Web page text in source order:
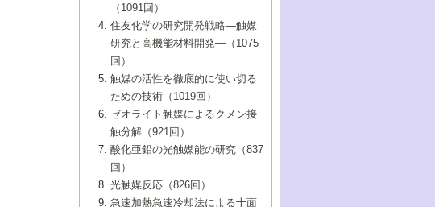
8号 若手研究者による触媒研究の未来展望
2：大学・研究所編
8号 イオン液体の応用
8号 多機能型リアクター
8号 超臨界流体を用いた化学プロセスの新
6号 第94回触媒討論会
7号 サブナノレベルでみた新しい表面現象
8号 オレフィン重合触媒の新たな展
5号 基礎化学品製造の触媒技術
6号 第92回触媒討論会
7号 基礎化学品製造の触媒技術
8号 資源の循環と触媒技術
4号 ナノ材料の調製と機能化
5号 こんな触媒が欲しい
6号 第90回触媒討論会
7号 触媒研究と学術雑誌/情報
8号 若い世代からみた触媒化学の現状と未
3号 生体触媒とバイオプロセス
4号 水素製造・利用の触媒化学
5号 触媒研究における新しい切り口：コン
ビナトリアルケミストリー
6号 第88回触媒討論会特集号
7号 企業における触媒研究のブレークスル
8号 この材料を触媒として使ってみません
2号 第85回触媒討論会
3号 反応ダイナミクス
5号 触媒のおもしろさをどのように伝える
6号 第86回触媒討論会
7号 水素化精製触媒の新しい展開
8号 新しい反応性と機能性を目指した金属
クラスタ-化学
1号 孔、穴、あな?-特異な空間とその利用-
2号 第83回触媒討論会
3号 均一系触媒反応最前線
4号 実用炭素材料の新展開
5号 研究の方法論を考える
7号 機能性金属材料と触媒
8号 触媒研究へのNMRの応用と展望
▼40巻（1998年）
進展と21世紀への提言/創立40周年記念・触
媒学会この10年の歩みとこれから/創立40周
2号 第81回触媒討論会
3号 計算機触媒化学へのさそい
4号 触媒劣化の制御と予測
5号 最新の実用プロセスと触媒
6号 第82回触媒討論会
1号 均一系と不均一系触媒反応-その特徴と
接点
2号 第79回触媒討論会
3号 最新NO除去触媒の実用化研究
4号 新しい反応場を目指した触媒調製
5号 反応・分離技術の新しい展開
6号 第80回触媒討論会
▼38巻（1996年）
1号 触媒の構造と触媒作用/C1化学を中心と
する21世紀への触媒
3号 オリンピックメダル:金・銀・銅はどん
な触媒作用を示すか
4号 触媒作用における機能の複合化
▼37巻（1995年）
1号 ファインケミカルズと固体触媒
2号 第75回触媒討論会
3号 希土類を利用した触媒
4号 触媒とリサイクル
5号 エネルギー変換触媒
▼36巻（1994年）
1号 電気化学と触媒
2号 第73回触媒討論会
3号 C4化学の展開
4号 《通常号》
▼35巻（1993年）
1号 工業触媒開発マニュアル―探索から工
業化まで
2号 第71回触媒討論会
▼34巻（1992年）
1号 インパクトを与えたこの研究
2号 第69回触媒討論会
▼33巻（1991年）
1号 触媒プロセス開発マニュアル―探索か
▼32巻（1990年）
（1091回）
住友化学の研究開発戦略―触媒
研究と高機能材料開発―（1075
回）
触媒の活性を徹底的に使い切る
ための技術（1019回）
ゼオライト触媒によるクメン接
触分解（921回）
酸化亜鉛の光触媒能の研究（837
回）
光触媒反応（826回）
急速加熱急速冷却法による十面